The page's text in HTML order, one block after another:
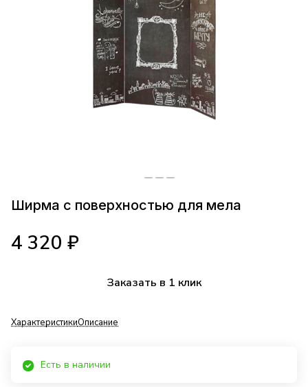
Ширма с поверхностью для мела
4 320 ₽
Заказать в 1 клик
ХарактеристикиОписание
Есть в наличии